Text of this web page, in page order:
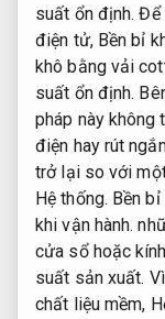
suất ổn định. Để
điện tử, Bền bỉ
khô bằng vải
suất ổn định.
pháp này
điện hay rút
trở lại so với
Hệ thống. Bền
khi vận hành.
cửa sổ hoặc
suất sản xuất.
chất liệu mềm,